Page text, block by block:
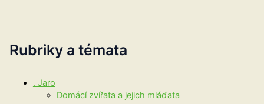
Rubriky a témata
. Jaro
Domácí zvířata a jejich mláďata
lyžovat.
A
ty